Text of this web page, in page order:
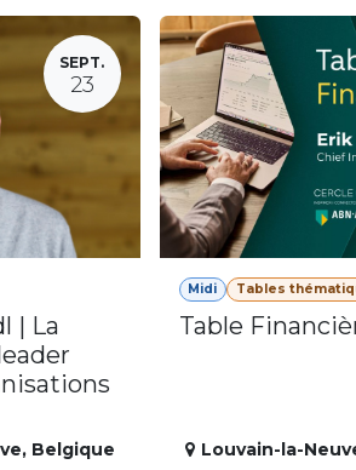
SEPT.
23
| La
, Belgique
Midi Tables
Table
Louvain-la-